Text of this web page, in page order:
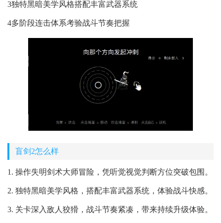
3独特黑暗美学风格搭配丰富武器系统
4多阶段连击体系考验战斗节奏把握
盲剑2怎么样
1. 操作失明剑术大师冒险，凭听觉视觉判断方位突破包围。
2. 独特黑暗美学风格，搭配丰富武器系统，体验战斗快感。
3. 关卡深入敌人狡猾，战斗节奏紧凑，带来持续升级体验。